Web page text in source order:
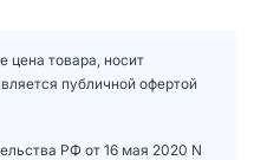
цена товара, носит
публичной офертой
РФ от 16 мая 2020 N